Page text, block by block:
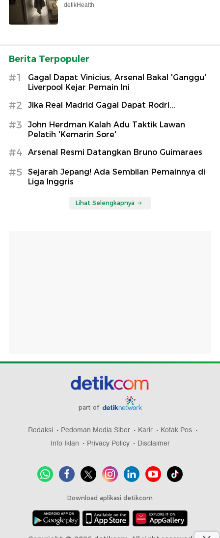
detikHealth
Berita Terpopuler
#1
Gagal Dapat Vinicius, Arsenal Bakal 'Ganggu'
Liverpool Kejar Pemain Ini
#2 Jika Real Madrid Gagal Dapat Rodri...
#3
John Herdman Kalah Adu Taktik Lawan
Pelatih 'Kemarin Sore'
#4 Arsenal Resmi Datangkan Bruno Guimaraes
#5
Sejarah Jepang! Ada Sembilan Pemainnya di
Liga Inggris
Lihat Selengkapnya
part of
Redaksi Pedoman Media Siber Karir
Kotak Pos
Info Iklan
Privacy Policy Disclaimer
Download aplikasi detikcom